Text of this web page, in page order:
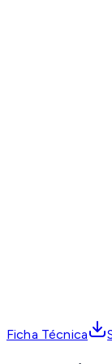
Ficha Técnica